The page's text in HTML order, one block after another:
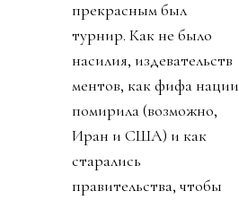
прекрасным был
турнир. Как не было
насилия, издевательств
ментов, как фифа нации
помирила (возможно,
Иран и США) и как
старались
правительства, чтобы